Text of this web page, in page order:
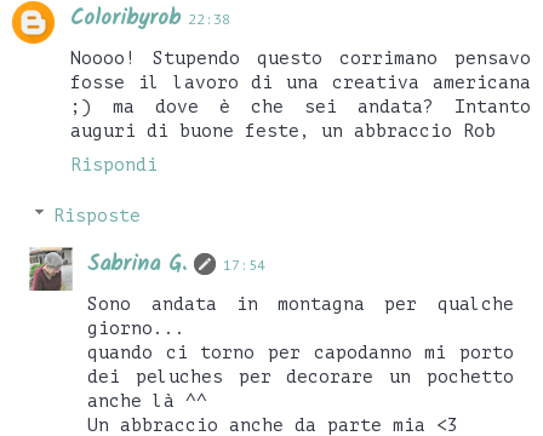
Coloribyrob 22:38
Noooo! Stupendo questo corrimano pensavo
fosse il lavoro di una creativa americana
;) ma dove è che sei andata? Intanto
auguri di buone feste, un abbraccio Rob
Rispondi
Risposte
Sabrina G. 17:54
Sono andata in montagna per qualche
giorno...
quando ci torno per capodanno mi porto
dei peluches per decorare un pochetto
anche là ^^
Un abbraccio anche da parte mia <3